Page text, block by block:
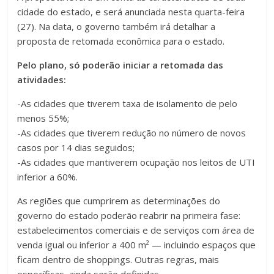
cidade do estado, e será anunciada nesta quarta-feira
(27). Na data, o governo também irá detalhar a
proposta de retomada econômica para o estado.
Pelo plano, só poderão iniciar a retomada das
atividades:
-As cidades que tiverem taxa de isolamento de pelo
menos 55%;
-As cidades que tiverem redução no número de novos
casos por 14 dias seguidos;
-As cidades que mantiverem ocupação nos leitos de UTI
inferior a 60%.
As regiões que cumprirem as determinações do
governo do estado poderão reabrir na primeira fase:
estabelecimentos comerciais e de serviços com área de
venda igual ou inferior a 400 m² — incluindo espaços que
ficam dentro de shoppings. Outras regras, mais